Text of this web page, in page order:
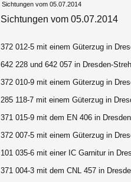
Sichtungen vom 05.07.2014
Sichtungen vom 05.07.2014
372 012-5 mit einem Güterzug in
642 228 und 642 057 in Dresden-
372 010-9 mit einem Güterzug in
285 118-7 mit einem Güterzug in
371 015-9 mit dem EN 406 in
372 007-5 mit einem Güterzug in
101 035-6 mit einer IC Garnitur in
371 004-3 mit dem CNL 457 in